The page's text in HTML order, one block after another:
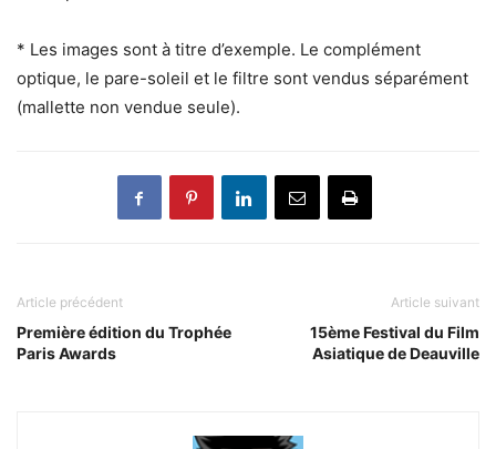
* Les images sont à titre d’exemple. Le complément
optique, le pare-soleil et le filtre sont vendus séparément
(mallette non vendue seule).
Article précédent
Première édition du Trophée
Paris Awards
Article suivant
15ème Festival du Film
Asiatique de Deauville